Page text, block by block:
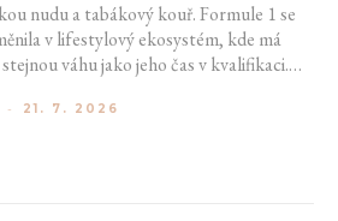
nudu a tabákový kouř. Formule 1 se
v lifestylový ekosystém, kde má
váhu jako jeho čas v kvalifikaci.
a fenoménu manželek a partnerek
fashion komunitě světa. Jak se z
ulice a proč nás drama v paddocku
- 21. 7. 2026